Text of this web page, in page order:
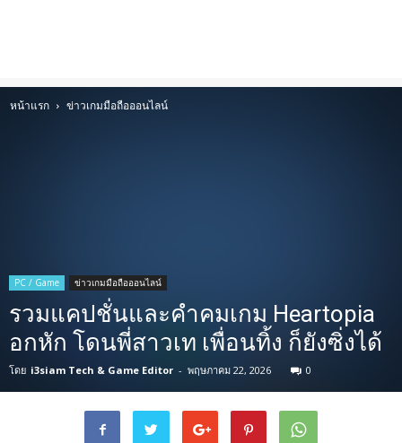
หน้าแรก ข่าวเกมมือถือออนไลน์
PC / Game ข่าวเกมมือถือออนไลน์
รวมแคปชั่นและคำคมเกม Heartopia
อกหัก โดนพี่สาวเท เพื่อนทิ้ง ก็ยังซิ่งได้
โดย i3siam Tech & Game Editor - พฤษภาคม 22, 2026 0